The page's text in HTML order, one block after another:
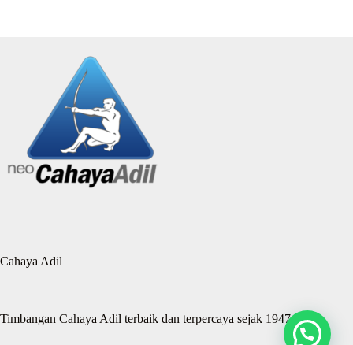
Cahaya Adil
Timbangan Cahaya Adil terbaik dan terpercaya sejak 1947.